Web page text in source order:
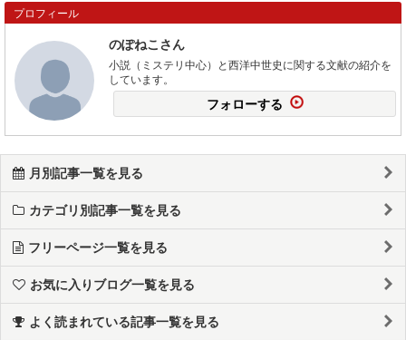
プロフィール
のぽねこさん
小説（ミステリ中心）と西洋中世史に関する文献の紹介を
しています。
フォローする
月別記事一覧を見る
カテゴリ別記事一覧を見る
フリーページ一覧を見る
お気に入りブログ一覧を見る
よく読まれている記事一覧を見る